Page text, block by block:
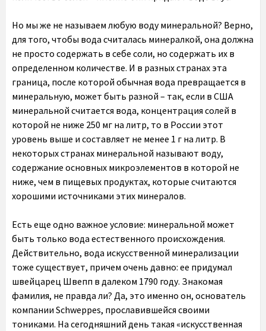
Но мы же не называем любую воду минеральной? Верно,
для того, чтобы вода считалась минералкой, она должна
не просто содержать в себе соли, но содержать их в
определенном количестве. И в разных странах эта
граница, после которой обычная вода превращается в
минеральную, может быть разной – так, если в США
минеральной считается вода, концентрация солей в
которой не ниже 250 мг на литр, то в России этот
уровень выше и составляет не менее 1 г на литр. В
некоторых странах минеральной называют воду,
содержание основных микроэлементов в которой не
ниже, чем в пищевых продуктах, которые считаются
хорошими источниками этих минералов.
Есть еще одно важное условие: минеральной может
быть только вода естественного происхождения.
Действительно, вода искусственной минерализации
тоже существует, причем очень давно: ее придумал
швейцарец Швепп в далеком 1790 году. Знакомая
фамилия, не правда ли? Да, это именно он, основатель
компании Schweppes, прославившейся своими
тониками. На сегодняшний день такая «искусственная